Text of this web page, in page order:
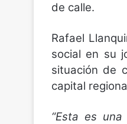
de calle.
Rafael
social en su
situación de
capital
“Esta es